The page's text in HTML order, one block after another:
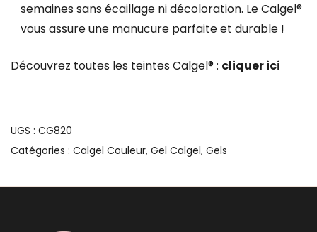
semaines sans écaillage ni décoloration. Le Calgel®
vous assure une manucure parfaite et durable !
Découvrez toutes les teintes Calgel® : cliquer ici
UGS : CG820
Catégories : Calgel Couleur, Gel Calgel, Gels